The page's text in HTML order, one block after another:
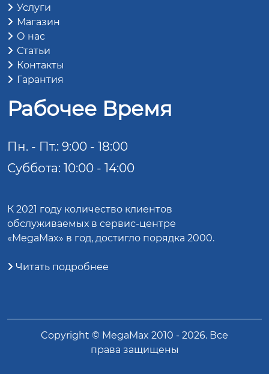
Услуги
Магазин
О нас
Статьи
Контакты
Гарантия
Рабочее Время
Пн. - Пт.: 9:00 - 18:00
Суббота: 10:00 - 14:00
К 2021 году количество клиентов
обслуживаемых в сервис-центре
«MegaMax» в год, достигло порядка 2000.
Читать подробнее
Copyright © MegaMax 2010 - 2026. Все
права защищены